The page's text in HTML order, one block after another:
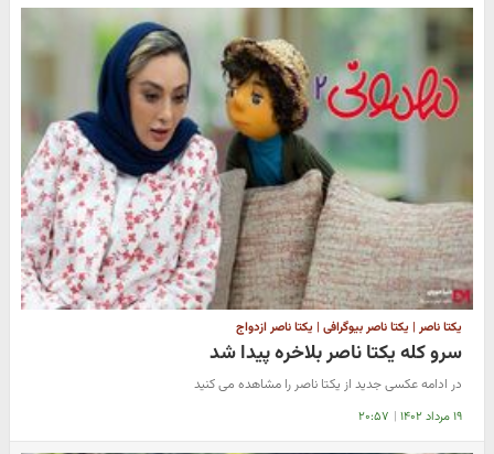
یکتا ناصر | یکتا ناصر بیوگرافی | یکتا ناصر ازدواج
سرو کله یکتا ناصر بلاخره پیدا شد
در ادامه عکسی جدید از یکتا ناصر را مشاهده می کنید
۱۹ مرداد ۱۴۰۲ | ۲۰:۵۷